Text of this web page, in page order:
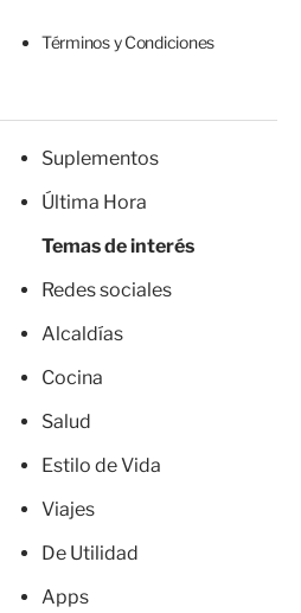
Términos y Condiciones
Suplementos
Última Hora
Temas de interés
Redes sociales
Alcaldías
Cocina
Salud
Estilo de Vida
Viajes
De Utilidad
Apps